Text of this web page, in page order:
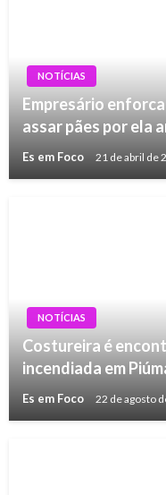
NOTÍCIAS
Empresário
assar pães por ela
Es em Foco 21 de abril de
NOTÍCIAS
Costureira é
incendiada em
Es em Foco 22 de agosto